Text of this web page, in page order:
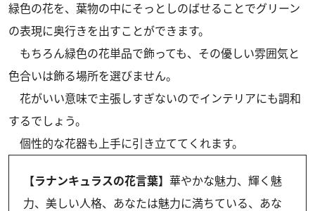
緑色の花を、葉物の中にそっとしのばせることでグリーン
の表現に奥行きを出すことができます。
もちろん緑色の花単品で飾っても、その優しい雰囲気と
色合いは飾る場所を選びません。
花がいい意味で主張しすぎないのでインテリアにも調和
するでしょう。
個性的な花器も上手に引き立ててくれます。
【ラナンキュラスの花言葉】 華やかな魅力、輝く魅
力、美しい人格、あなたは魅力に満ちている、あな